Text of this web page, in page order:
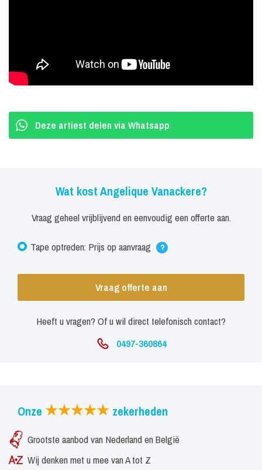
Deze artiest delen via Whatsapp
Wat kost Angelique Vanackere?
Vraag geheel vrijblijvend en eenvoudig een offerte aan.
Tape optreden: Prijs op aanvraag ?
Vraag offerte aan
Heeft u vragen? Of u wil direct telefonisch contact?
0497-360864
Onze zekerheden
Grootste aanbod van Nederland en België
Wij denken met u mee van A tot Z